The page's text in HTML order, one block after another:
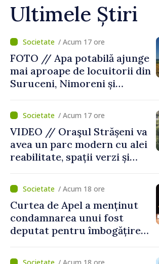
Ultimele Știri
/ Acum 17 ore
FOTO // Apa potabilă ajunge
mai aproape de locuitorii din
Suruceni, Nimoreni și
/ Acum 17 ore
VIDEO // Oraşul Strășeni va
avea un parc modern cu alei
reabilitate, spații verzi și
/ Acum 18 ore
Curtea de Apel a menținut
condamnarea unui fost
deputat pentru îmbogățire
statului peste 2,4 milioane
/ Acum 18 ore